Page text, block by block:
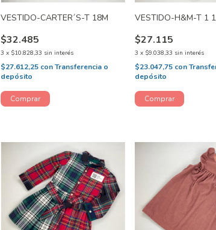
VESTIDO-CARTER´S-T 18M
$32.485
3 x $10.828,33 sin interés
$27.612,25 con Transferencia o
depósito
VESTIDO-H&M-T 1
$27.115
3 x $9.038,33 sin interés
$23.047,75 con
depósito